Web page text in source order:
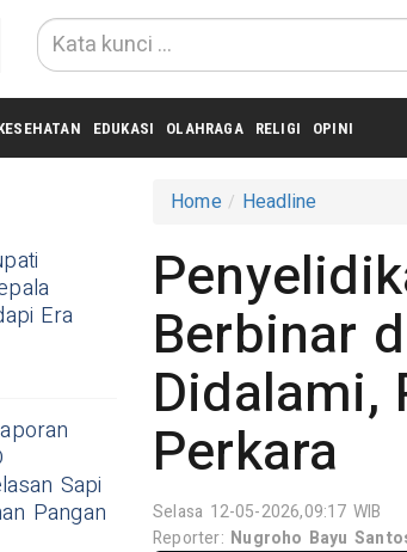
EDUKASI OLAHRAGA RELIGI OPINI
Era
Sapi
Pangan
Home Headline
Berbinar
Didalami,
Perkara
Selasa 12-05-2026,09:17 WIB
Reporter: Nugroho Bayu